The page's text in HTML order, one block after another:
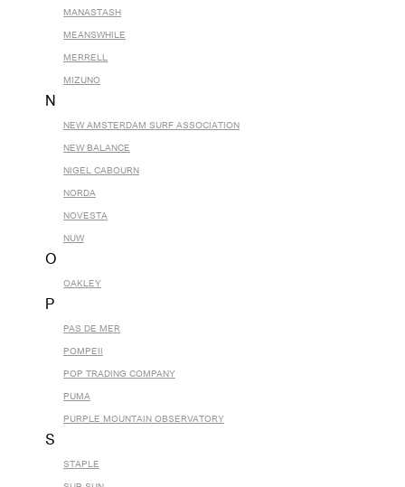
MANASTASH
MEANSWHILE
MERRELL
MIZUNO
N
NEW AMSTERDAM SURF ASSOCIATION
NEW BALANCE
NIGEL CABOURN
NORDA
NOVESTA
NUW
O
OAKLEY
P
PAS DE MER
POMPEII
POP TRADING COMPANY
PUMA
PURPLE MOUNTAIN OBSERVATORY
S
STAPLE